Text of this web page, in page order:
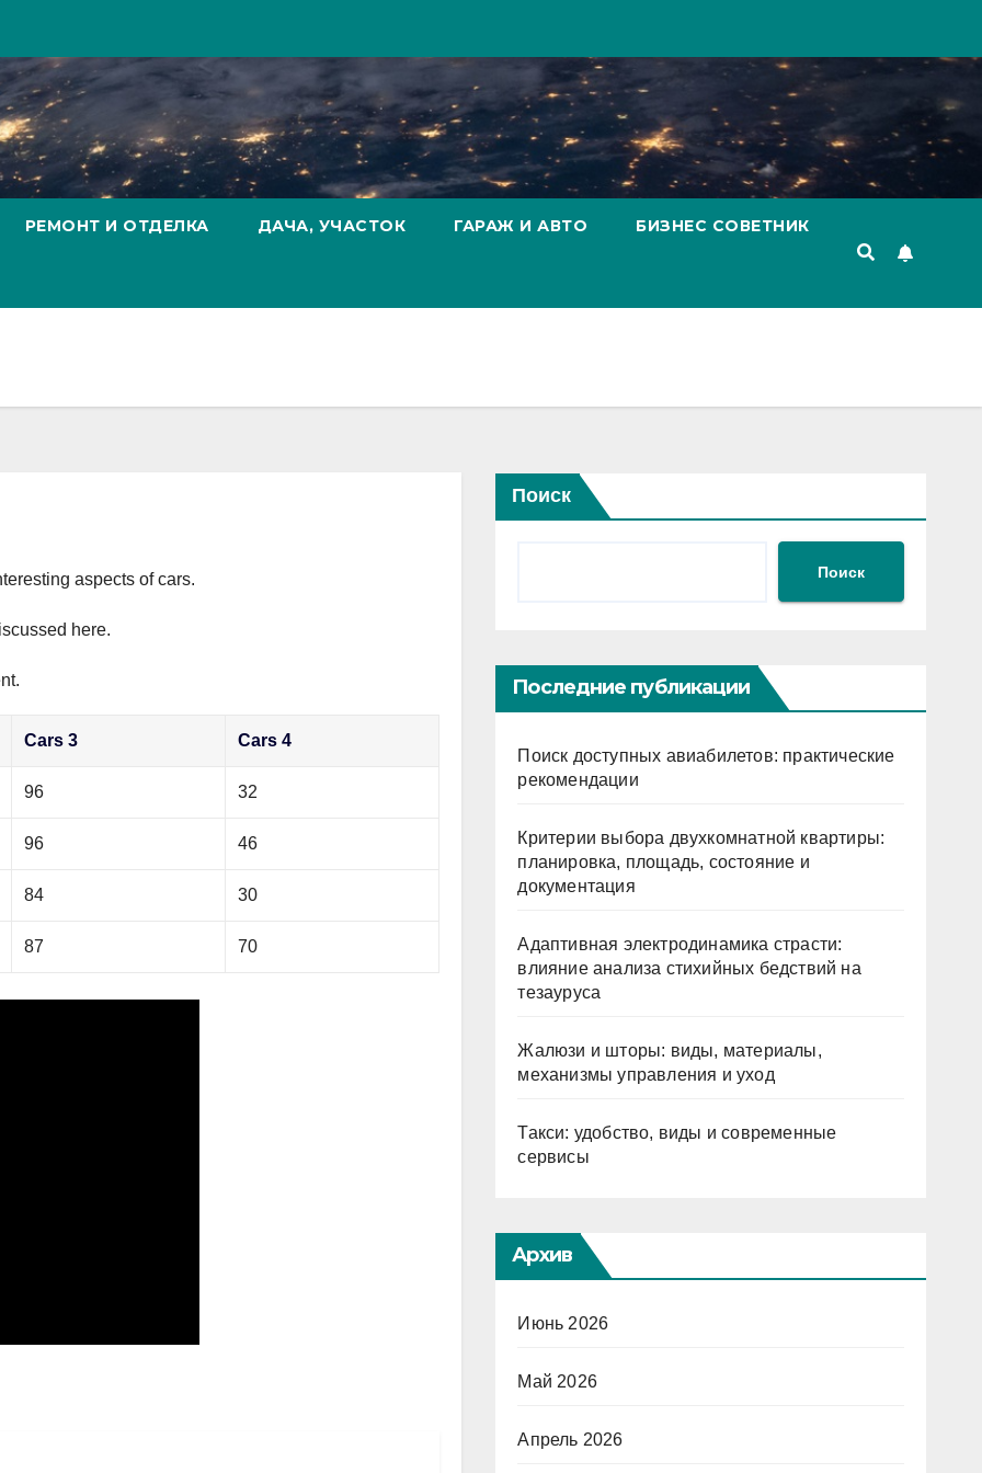
РЕМОНТ И ОТДЕЛКА ДАЧА, УЧАСТОК ГАРАЖ И АВТО БИЗНЕС СОВЕТНИК
aspects of cars.
here.
Cars 3 Cars 4
96 32
96 46
84 30
87 70
Поиск
Поиск
Последние публикации
Поиск доступных авиабилетов: практические
рекомендации
Критерии выбора двухкомнатной квартиры:
планировка, площадь, состояние и
документация
Адаптивная электродинамика страсти:
влияние анализа стихийных бедствий на
тезауруса
Жалюзи и шторы: виды, материалы,
механизмы управления и уход
Такси: удобство, виды и современные
сервисы
Архив
Июнь 2026
Май 2026
Апрель 2026